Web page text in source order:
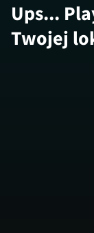
Ups...
Twojej